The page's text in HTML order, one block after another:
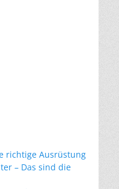
richtige Ausrüstung
– Das sind die